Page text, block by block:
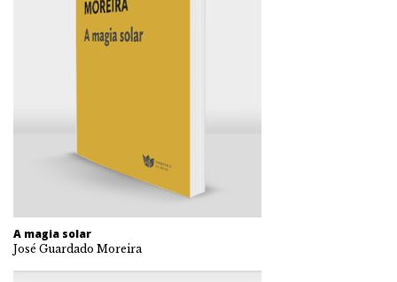
A magia solar
José Guardado Moreira